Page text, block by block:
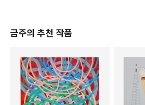
금주의 추천 작품